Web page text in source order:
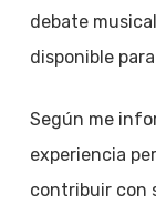
debate
disponible
Según me
experiencia
contribuir con